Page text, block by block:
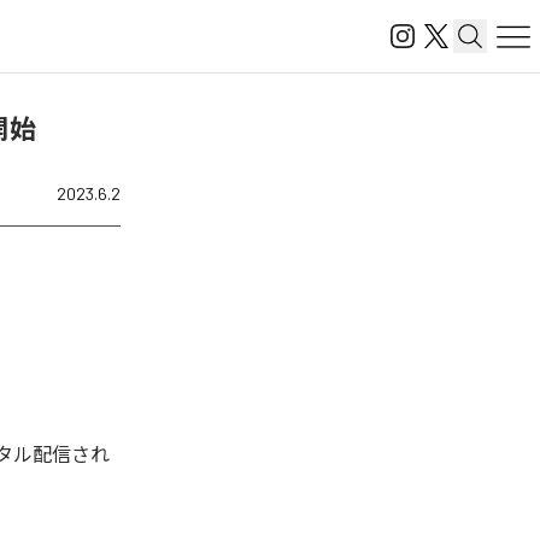
始
2023.6.2
ル配信され